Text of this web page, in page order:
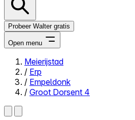
Probeer Walter gratis
Open menu
Close menu
Meierijstad
/ Erp
/ Empeldonk
/ Groot Dorsent 4